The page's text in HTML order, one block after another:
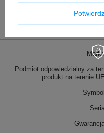
Podmiot odpowiedzialny za
produkt na terenie UE
Symbol